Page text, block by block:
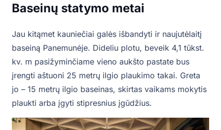
Baseinų statymo metai
Jau kitąmet kauniečiai galės išbandyti ir naujutėlaitį
baseiną Panemunėje. Dideliu plotu, beveik 4,1 tūkst.
kv. m pasižyminčiame vieno aukšto pastate bus
įrengti aštuoni 25 metrų ilgio plaukimo takai. Greta
jo – 15 metrų ilgio baseinas, skirtas vaikams mokytis
plaukti arba įgyti stipresnius įgūdžius.